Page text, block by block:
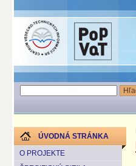
ÚVODNÁ STRÁNKA
O PROJEKTE